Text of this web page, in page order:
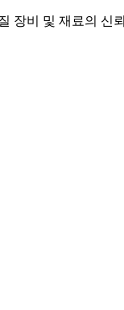
장비 및 재료의 신